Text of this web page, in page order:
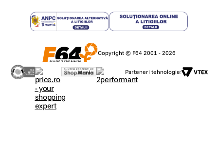
Copyright © F64 2001 - 2026
Parteneri tehnologie: